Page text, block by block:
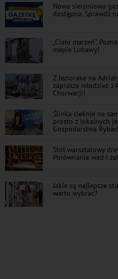
Nowa sierpniowa
dostępna. Sprawdź
„Ciało marzeń”.
mapie Lubawy!
Z Jezioraka na
zaprasza młodzież
Chorwacji!
Ślinka cieknie na
prosto z lokalnych
Gospodarstwa
Stół warsztatowy
Porównanie wad i
Jakie są najlepsze
warto wybrać?